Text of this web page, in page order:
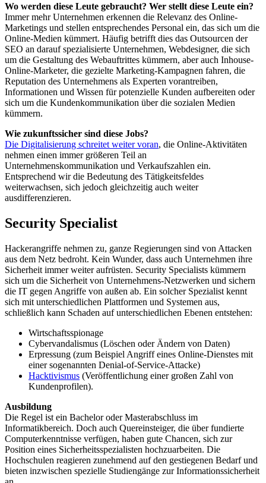
Wo werden diese Leute gebraucht? Wer stellt diese Leute ein?
Immer mehr Unternehmen erkennen die Relevanz des Online-
Marketings und stellen entsprechendes Personal ein, das sich um die
Online-Medien kümmert. Häufig betrifft dies das Outsourcen der
SEO an darauf spezialisierte Unternehmen, Webdesigner, die sich
um die Gestaltung des Webauftrittes kümmern, aber auch Inhouse-
Online-Marketer, die gezielte Marketing-Kampagnen fahren, die
Reputation des Unternehmens als Experten vorantreiben,
Informationen und Wissen für potenzielle Kunden aufbereiten oder
sich um die Kundenkommunikation über die sozialen Medien
kümmern.
Wie zukunftssicher sind diese Jobs?
Die Digitalisierung schreitet weiter voran, die Online-Aktivitäten
nehmen einen immer größeren Teil an
Unternehmenskommunikation und Verkaufszahlen ein.
Entsprechend wir die Bedeutung des Tätigkeitsfeldes
weiterwachsen, sich jedoch gleichzeitig auch weiter
ausdifferenzieren.
Security Specialist
Hackerangriffe nehmen zu, ganze Regierungen sind von Attacken
aus dem Netz bedroht. Kein Wunder, dass auch Unternehmen ihre
Sicherheit immer weiter aufrüsten. Security Specialists kümmern
sich um die Sicherheit von Unternehmens-Netzwerken und sichern
die IT gegen Angriffe von außen ab. Ein solcher Spezialist kennt
sich mit unterschiedlichen Plattformen und Systemen aus,
schließlich kann Schaden auf unterschiedlichen Ebenen entstehen:
Wirtschaftsspionage
Cybervandalismus (Löschen oder Ändern von Daten)
Erpressung (zum Beispiel Angriff eines Online-Dienstes mit
einer sogenannten Denial-of-Service-Attacke)
Hacktivismus (Veröffentlichung einer großen Zahl von
Kundenprofilen).
Ausbildung
Die Regel ist ein Bachelor oder Masterabschluss im
Informatikbereich. Doch auch Quereinsteiger, die über fundierte
Computerkenntnisse verfügen, haben gute Chancen, sich zur
Position eines Sicherheitsspezialisten hochzuarbeiten. Die
Hochschulen reagieren zunehmend auf den gestiegenen Bedarf und
bieten inzwischen spezielle Studiengänge zur Informationssicherheit